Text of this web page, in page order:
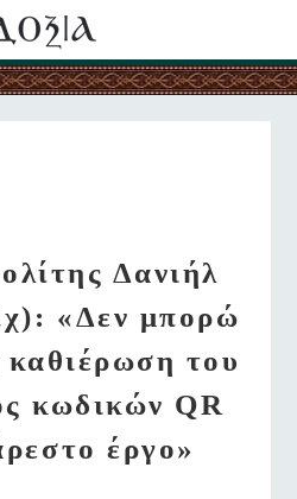
Δανιήλ
«Δεν μπορώ
του
κωδικών QR
έργο»